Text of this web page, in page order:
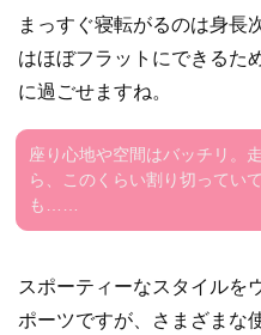
まっすぐ寝転がるのは身長
はほぼフラットにできるた
に過ごせますね。
座り心地や空間はバッチリ。
ら、このくらい割り切ってい
も……
スポーティーなスタイルを
ポーツですが、さまざまな